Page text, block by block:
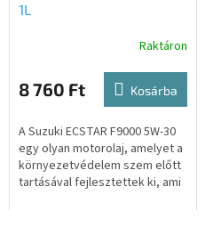
1L
Raktáron
8 760 Ft Kosárba
A Suzuki ECSTAR F9000 5W-30
egy olyan motorolaj, amelyet a
környezetvédelem szem előtt
tartásával fejlesztettek ki, ami